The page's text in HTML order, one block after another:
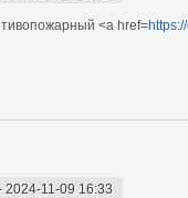
<a href=
2024-11-09 16:33